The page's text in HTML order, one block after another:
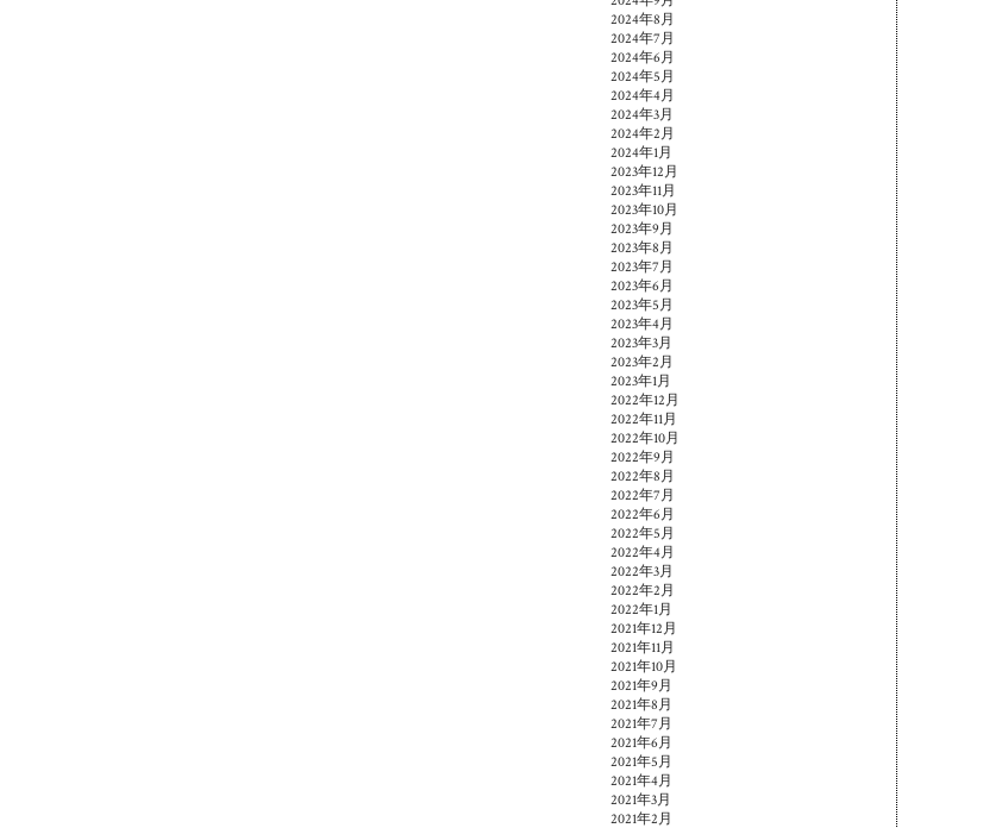
2024年8月
2024年7月
2024年6月
2024年5月
2024年4月
2024年3月
2024年2月
2024年1月
2023年12月
2023年11月
2023年10月
2023年9月
2023年8月
2023年7月
2023年6月
2023年5月
2023年4月
2023年3月
2023年2月
2023年1月
2022年12月
2022年11月
2022年10月
2022年9月
2022年8月
2022年7月
2022年6月
2022年5月
2022年4月
2022年3月
2022年2月
2022年1月
2021年12月
2021年11月
2021年10月
2021年9月
2021年8月
2021年7月
2021年6月
2021年5月
2021年4月
2021年3月
2021年2月